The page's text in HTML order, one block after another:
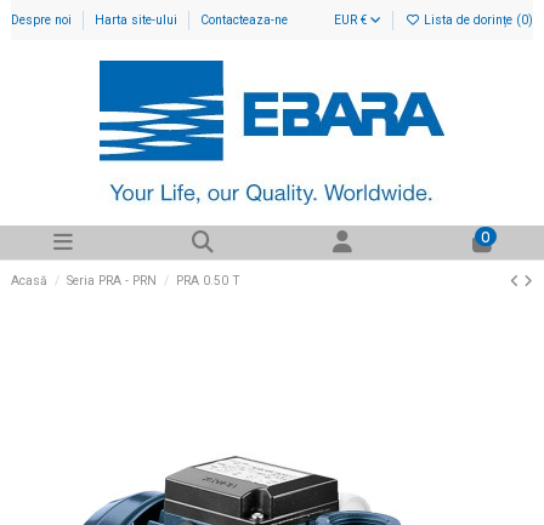
Despre noi Harta site-ului Contacteaza-ne EUR € Lista de dorințe (0)
0
Acasă Seria PRA - PRN PRA 0.50 T